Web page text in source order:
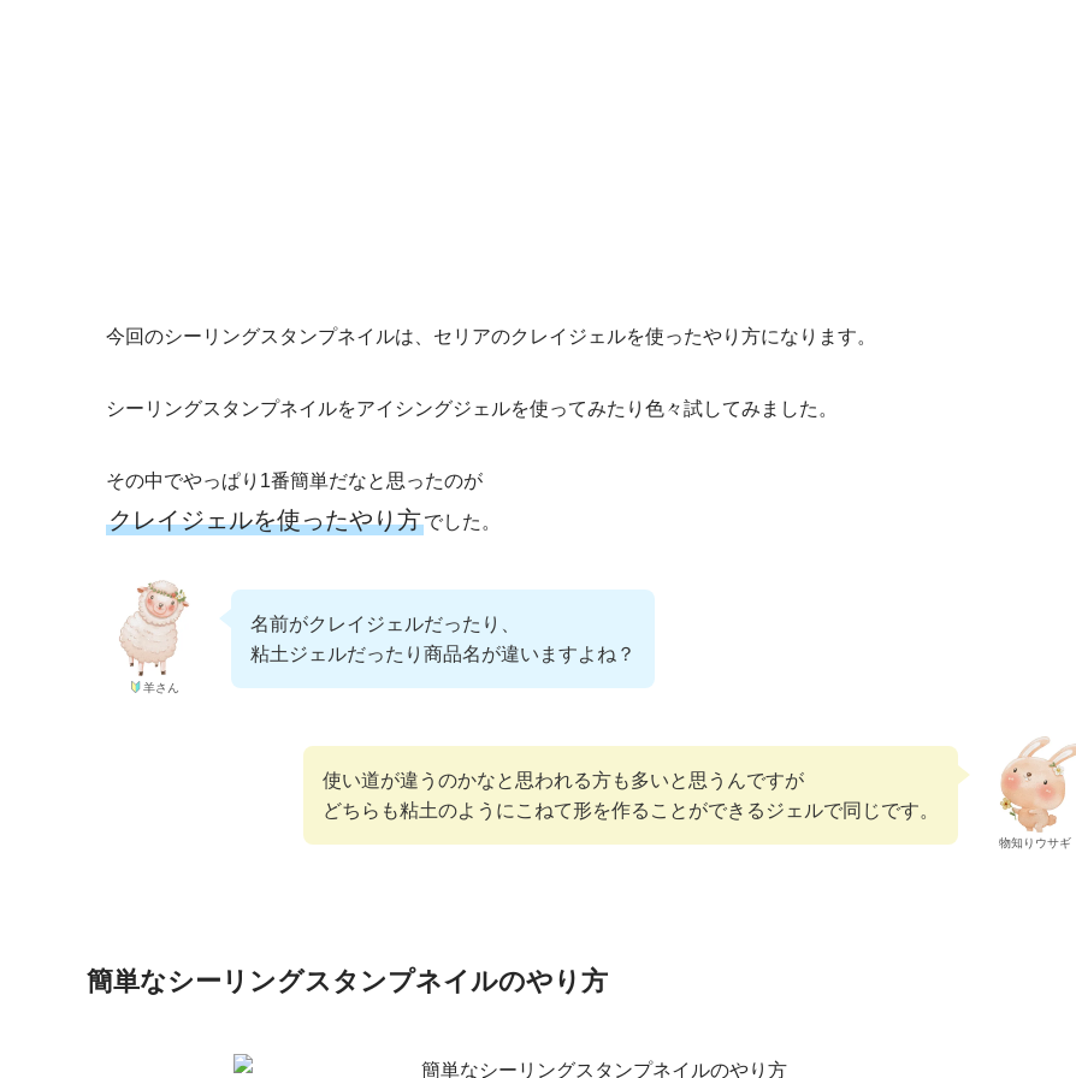
今回のシーリングスタンプネイルは、セリアのクレイジェルを使ったやり方になります。
シーリングスタンプネイルをアイシングジェルを使ってみたり色々試してみました。
その中でやっぱり1番簡単だなと思ったのが
クレイジェルを使ったやり方でした。
羊さん
名前がクレイジェルだったり、
粘土ジェルだったり商品名が違いますよね？
物知りウサギ
使い道が違うのかなと思われる方も多いと思うんですが
どちらも粘土のようにこねて形を作ることができるジェルで同じです。
簡単なシーリングスタンプネイルのやり方